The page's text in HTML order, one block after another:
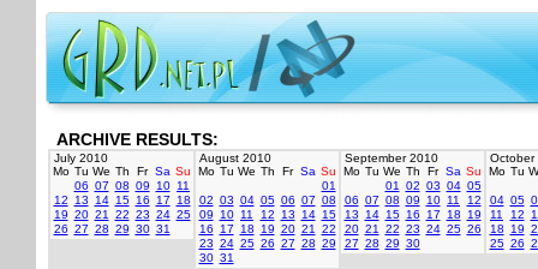
ARCHIVE RESULTS:
July 2010
Mo Tu We Th Fr Sa Su
06 07 08 09 10 11
12
13 14 15 16 17
18
19 20 21 22 23 24 25
26 27 28 29 30 31
August 2010
Mo Tu We Th Fr Sa Su
01
02 03 04 05 06 07 08
09
10 11 12 13 14 15
16
17 18 19 20 21
22
23 24 25 26 27 28 29
30 31
September 2010
Mo Tu We Th Fr Sa Su
01
02 03 04 05
06 07 08 09 10 11
12
13
14 15 16 17 18
19
20 21 22 23 24 25 26
27 28 29 30
October
Mo Tu
04 05
11
12
18
19
25 26